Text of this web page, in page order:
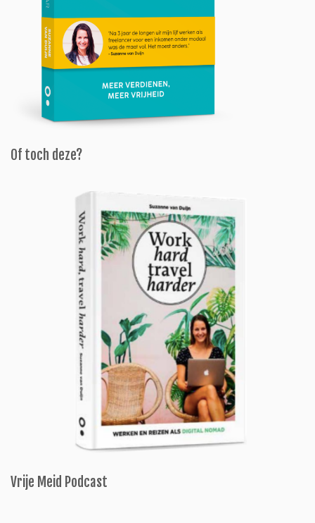
Of toch deze?
Vrije Meid Podcast